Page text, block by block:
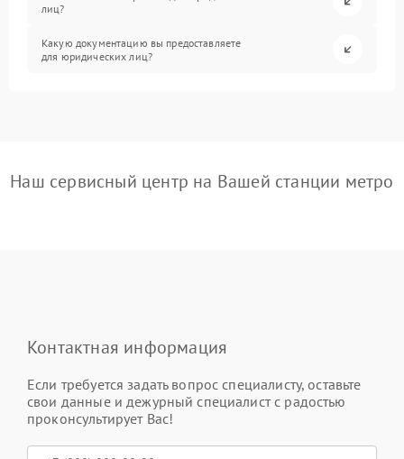
лиц?
Какую документацию вы предоставляете
для юридических лиц?
Наш сервисный центр на Вашей станции метро
Контактная информация
Если требуется задать вопрос специалисту, оставьте
свои данные и дежурный специалист с радостью
проконсультирует Вас!